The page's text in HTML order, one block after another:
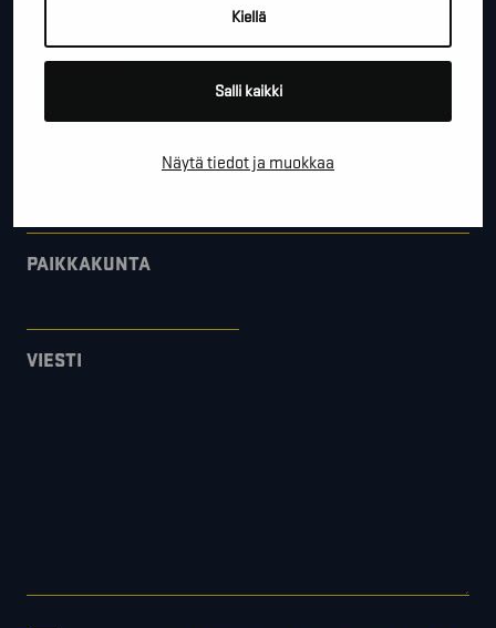
Kiellä
Salli kaikki
Näytä tiedot ja muokkaa
PAIKKAKUNTA
VIESTI